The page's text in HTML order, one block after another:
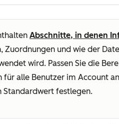
Abschnitte, in denen
Zuordnungen und wie der
wird. Passen Sie die
für alle Benutzer im Account
Standardwert festlegen.